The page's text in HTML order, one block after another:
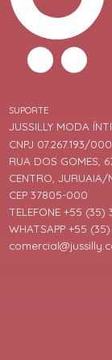
SUPORTE
JUSSILLY MODA
CNPJ 07.267.193/
RUA DOS GOMES,
CENTRO, JURUAIA/
CEP 37805-000
TELEFONE +55 (35)
WHATSAPP +55 (35)